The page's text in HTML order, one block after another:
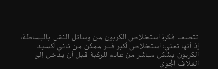
تتصف فكرة استخلاص الكربون من وسائل النقل بالبساطة،
إذ أنها تعني: استخلاص أكبر قدر ممكن من ثاني أكسيد
الكربون بشكل مباشر من عادم المركبة قبل أن يدخل إلى
الغلاف الجوي